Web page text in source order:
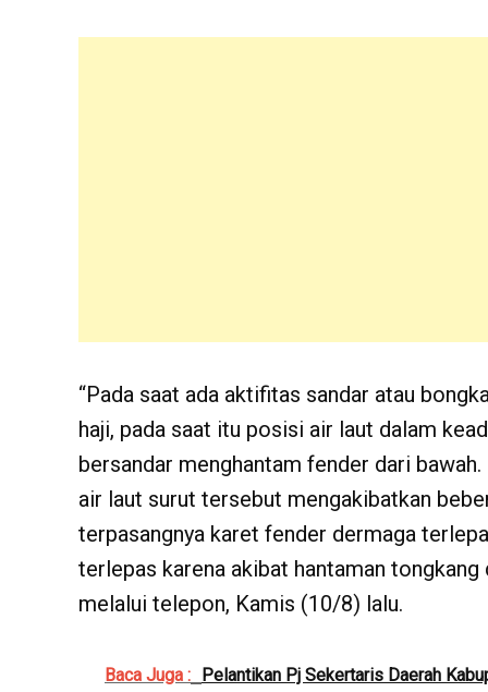
“Pada saat ada aktifitas sandar atau
haji, pada saat itu posisi air laut dalam
bersandar menghantam fender dari
air laut surut tersebut mengakibatkan
terpasangnya karet fender dermaga
terlepas karena akibat hantaman
melalui telepon, Kamis (10/8) lalu.
Baca Juga : Pelantikan Pj Sekertaris Daerah